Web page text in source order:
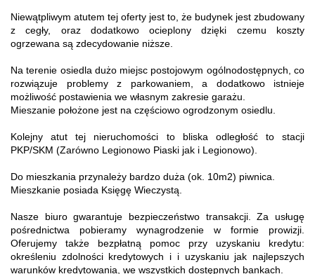
Niewątpliwym atutem tej oferty jest to, że budynek jest zbudowany
z cegły, oraz dodatkowo ocieplony dzięki czemu koszty
ogrzewana są zdecydowanie niższe.
Na terenie osiedla dużo miejsc postojowym ogólnodostępnych, co
rozwiązuje problemy z parkowaniem, a dodatkowo istnieje
możliwość postawienia we własnym zakresie garażu.
Mieszanie położone jest na częściowo ogrodzonym osiedlu.
Kolejny atut tej nieruchomości to bliska odległość to stacji
PKP/SKM (Zarówno Legionowo Piaski jak i Legionowo).
Do mieszkania przynależy bardzo duża (ok. 10m2) piwnica.
Mieszkanie posiada Księgę Wieczystą.
Nasze biuro gwarantuje bezpieczeństwo transakcji. Za usługę
pośrednictwa pobieramy wynagrodzenie w formie prowizji.
Oferujemy także bezpłatną pomoc przy uzyskaniu kredytu:
określeniu zdolności kredytowych i i uzyskaniu jak najlepszych
warunków kredytowania, we wszystkich dostępnych bankach.